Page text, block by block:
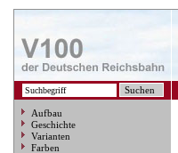
Aufbau
Geschichte
Varianten
Farben